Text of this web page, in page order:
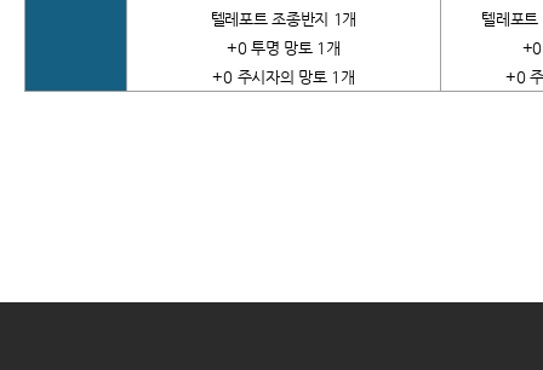
텔레포트 조종반지 1개
+0투명 망토 1개
+0 주시자의 망토 1개
텔레포
+0